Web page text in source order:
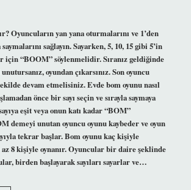
Oyuncuların yan yana oturmalarını ve 1’den
sağlayın. Sayarken, 5, 10, 15 gibi 5’in
için “BOOM” söylenmelidir. Sıranız geldiğinde
oyundan çıkarsınız. Son oyuncu
devam etmelisiniz. Evde bom oyunu nasıl
önce bir sayı seçin ve sırayla saymaya
eşit veya onun katı kadar “BOM”
demeyi unutan oyuncu oyunu kaybeder ve oyun
tekrar başlar. Bom oyunu kaç kişiyle
az 8 kişiyle oynanır. Oyuncular bir daire şeklinde
birden başlayarak sayıları sayarlar ve…